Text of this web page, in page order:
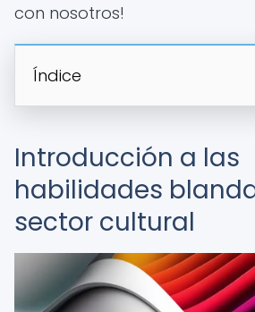
con nosotros!
Índice
Introducción a las
habilidades
sector cultural